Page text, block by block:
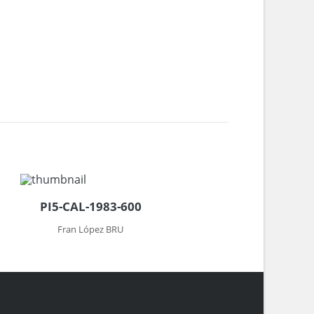
PI5-CAL-1983-600
Fran López BRU